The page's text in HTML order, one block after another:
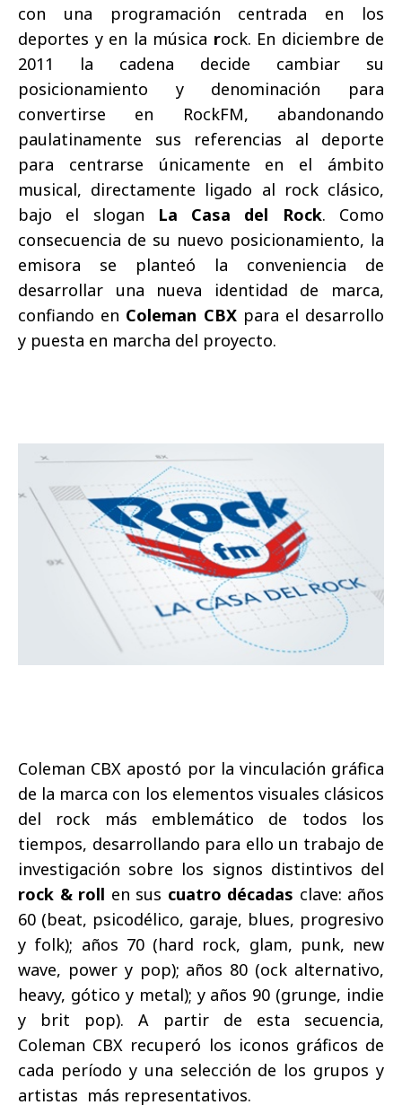
con una programación centrada en los
deportes y en la música rock. En diciembre de
2011 la cadena decide cambiar su
posicionamiento y denominación para
convertirse en RockFM, abandonando
paulatinamente sus referencias al deporte
para centrarse únicamente en el ámbito
musical, directamente ligado al rock clásico,
bajo el slogan La Casa del Rock. Como
consecuencia de su nuevo posicionamiento, la
emisora se planteó la conveniencia de
desarrollar una nueva identidad de marca,
confiando en Coleman CBX para el desarrollo
y puesta en marcha del proyecto.
Coleman CBX apostó por la vinculación gráfica
de la marca con los elementos visuales clásicos
del rock más emblemático de todos los
tiempos, desarrollando para ello un trabajo de
investigación sobre los signos distintivos del
rock & roll en sus cuatro décadas clave: años
60 (beat, psicodélico, garaje, blues, progresivo
y folk); años 70 (hard rock, glam, punk, new
wave, power y pop); años 80 (ock alternativo,
heavy, gótico y metal); y años 90 (grunge, indie
y brit pop). A partir de esta secuencia,
Coleman CBX recuperó los iconos gráficos de
cada período y una selección de los grupos y
artistas más representativos.